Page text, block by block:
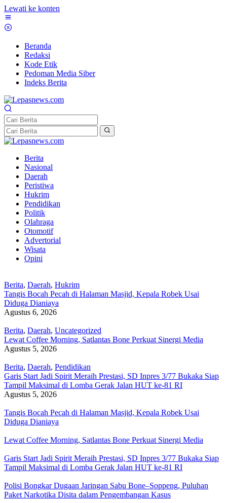
Lewati ke konten
Beranda
Redaksi
Kode Etik
Pedoman Media Siber
Indeks Berita
Berita
Nasional
Daerah
Peristiwa
Hukrim
Pendidikan
Politik
Olahraga
Otomotif
Advertorial
Wisata
Opini
Berita, Daerah, Hukrim
Tangis Bocah Pecah di Halaman Masjid, Kepala Robek Usai
Diduga Dianiaya
Agustus 6, 2026
Berita, Daerah, Uncategorized
Lewat Coffee Morning, Satlantas Bone Perkuat Sinergi Media
Agustus 5, 2026
Berita, Daerah, Pendidikan
Garis Start Jadi Spirit Meraih Prestasi, SD Inpres 3/77 Bukaka Siap
Tampil Maksimal di Lomba Gerak Jalan HUT ke-81 RI
Agustus 5, 2026
Tangis Bocah Pecah di Halaman Masjid, Kepala Robek Usai
Diduga Dianiaya
Lewat Coffee Morning, Satlantas Bone Perkuat Sinergi Media
Garis Start Jadi Spirit Meraih Prestasi, SD Inpres 3/77 Bukaka Siap
Tampil Maksimal di Lomba Gerak Jalan HUT ke-81 RI
Polisi Bongkar Dugaan Jaringan Sabu Bone–Soppeng, Puluhan
Paket Narkotika Disita dalam Pengembangan Kasus